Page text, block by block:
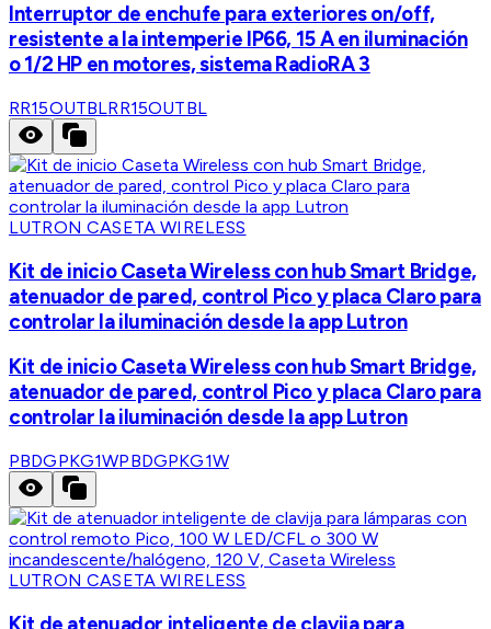
Interruptor de enchufe para exteriores on/off,
resistente a la intemperie IP66, 15 A en iluminación
o 1/2 HP en motores, sistema RadioRA 3
RR15OUTBLRR15OUTBL
LUTRON CASETA WIRELESS
Kit de inicio Caseta Wireless con hub Smart Bridge,
atenuador de pared, control Pico y placa Claro para
controlar la iluminación desde la app Lutron
Kit de inicio Caseta Wireless con hub Smart Bridge,
atenuador de pared, control Pico y placa Claro para
controlar la iluminación desde la app Lutron
PBDGPKG1WPBDGPKG1W
LUTRON CASETA WIRELESS
Kit de atenuador inteligente de clavija para